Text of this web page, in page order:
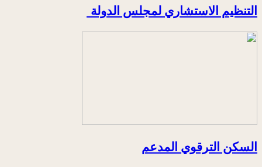
التنظيم الاستشاري لمجلس الدولة
السكن الترقوي المدعم